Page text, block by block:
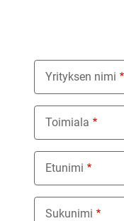
Yrityksen nimi
Toimiala
Nothing selected
Etunimi
Sukunimi